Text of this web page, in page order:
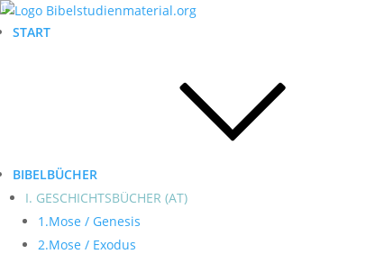
START
BIBELBÜCHER
I. GESCHICHTSBÜCHER (AT)
1.Mose / Genesis
2.Mose / Exodus